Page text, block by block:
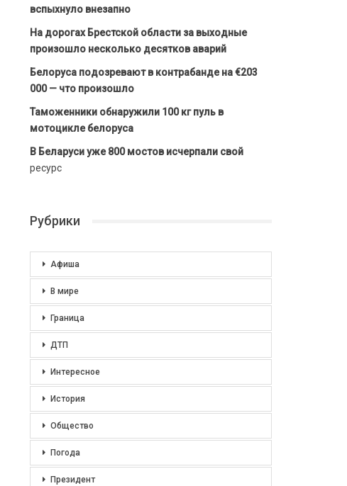
вспыхнуло внезапно
На дорогах Брестской области за выходные
произошло несколько десятков аварий
Белоруса подозревают в контрабанде на €203
000 — что произошло
Таможенники обнаружили 100 кг пуль в
мотоцикле белоруса
В Беларуси уже 800 мостов исчерпали свой
ресурс
Рубрики
Афиша
В мире
Граница
ДТП
Интересное
История
Общество
Погода
Президент